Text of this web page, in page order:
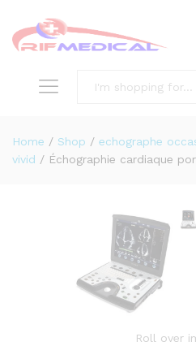
Home / Shop / echographe
vivid / Échographie cardiaque
Roll over